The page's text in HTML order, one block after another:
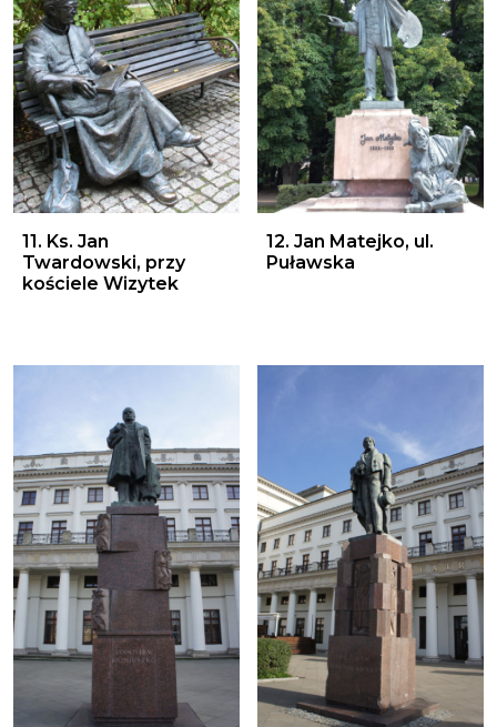
11. Ks. Jan
Twardowski, przy
kościele Wizytek
12. Jan Matejko, ul.
Puławska